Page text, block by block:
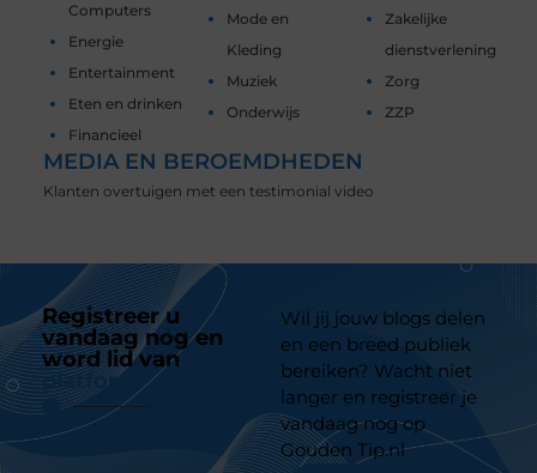
Computers
Energie
Entertainment
Eten en drinken
Financieel
Mode en
Kleding
Muziek
Onderwijs
Zakelijke
dienstverlening
Zorg
ZZP
MEDIA EN BEROEMDHEDEN
Klanten overtuigen met een testimonial video
Registreer u
vandaag nog en
word lid van
platform
Wil jij jouw blogs delen
en een breed publiek
bereiken? Wacht niet
langer en registreer je
vandaag nog op
Gouden Tip.nl